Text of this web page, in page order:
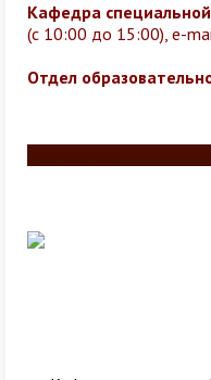
Кафедра специальной
(с 10:00 до 15:00), e-
Отдел